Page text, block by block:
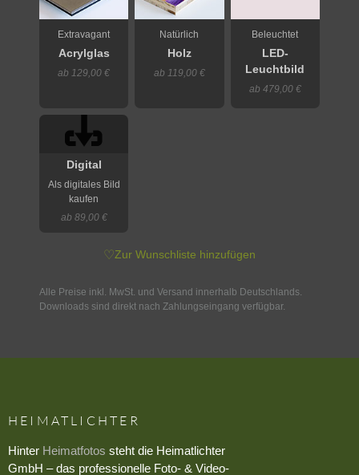
Extravagant
Acrylglas
ab 129,00 €
Natürlich
Holz
ab 119,00 €
Beleuchtet
LED-
Leuchtbild
ab 479,00 €
Digital
Als digitales Bild
kaufen
ab 89,00 €
♡Zur Wunschliste hinzufügen
Alle Preise inkl. MwSt. und Versand innerhalb Deutschlands.
Downloads sind direkt nach Zahlungseingang verfügbar.
HEIMATLICHTER
Hinter Heimatfotos steht die Heimatlichter
GmbH – das professionelle Foto- & Video-